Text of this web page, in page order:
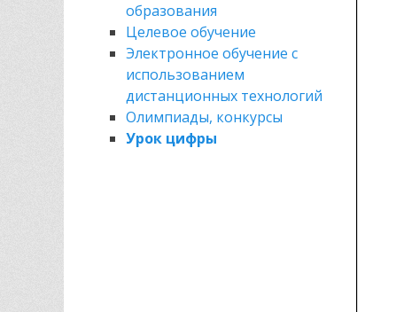
образования
Целевое обучение
Электронное обучение с
использованием
дистанционных технологий
Олимпиады, конкурсы
Урок цифры